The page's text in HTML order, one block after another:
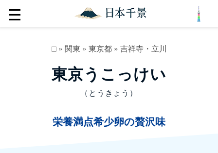
☰
□» 関東 » 東京都» 吉祥寺・立川
東京うこっけい
（とうきょう）
栄養満点希少卵の贅沢味